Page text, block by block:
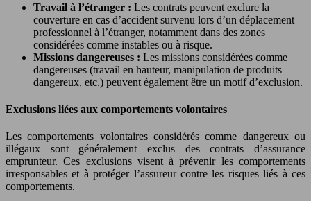
Travail à l’étranger : Les contrats peuvent exclure la
couverture en cas d’accident survenu lors d’un déplacement
professionnel à l’étranger, notamment dans des zones
considérées comme instables ou à risque.
Missions dangereuses : Les missions considérées comme
dangereuses (travail en hauteur, manipulation de produits
dangereux, etc.) peuvent également être un motif d’exclusion.
Exclusions liées aux comportements volontaires
Les comportements volontaires considérés comme dangereux ou
illégaux sont généralement exclus des contrats d’assurance
emprunteur. Ces exclusions visent à prévenir les comportements
irresponsables et à protéger l’assureur contre les risques liés à ces
comportements.